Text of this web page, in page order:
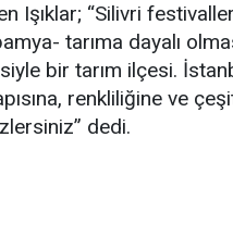
Işıklar; “Silivri
tarıma dayalı
bir tarım ilçesi.
renkliliğine ve
dedi.